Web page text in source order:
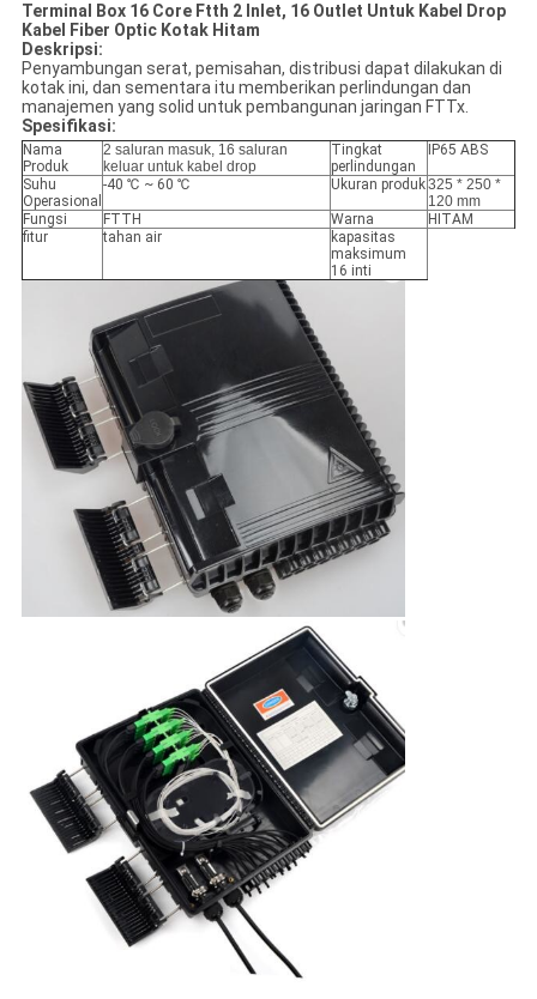
Terminal Box 16 Core Ftth 2 Inlet, 16 Outlet Untuk Kabel Drop
Kabel Fiber Optic Kotak Hitam
Deskripsi:
Penyambungan serat, pemisahan, distribusi dapat dilakukan di
kotak ini, dan sementara itu memberikan perlindungan dan
manajemen yang solid untuk pembangunan jaringan FTTx.
Spesifikasi:
Nama
Produk
2 saluran masuk, 16 saluran
keluar untuk kabel drop
Tingkat
perlindungan
IP65 ABS
Suhu
Operasional
-40 ℃ ~ 60 ℃ Ukuran produk325 * 250 *
120 mm
Fungsi
FTTH Warna
HITAM
fitur
tahan air
kapasitas
maksimum
16 inti